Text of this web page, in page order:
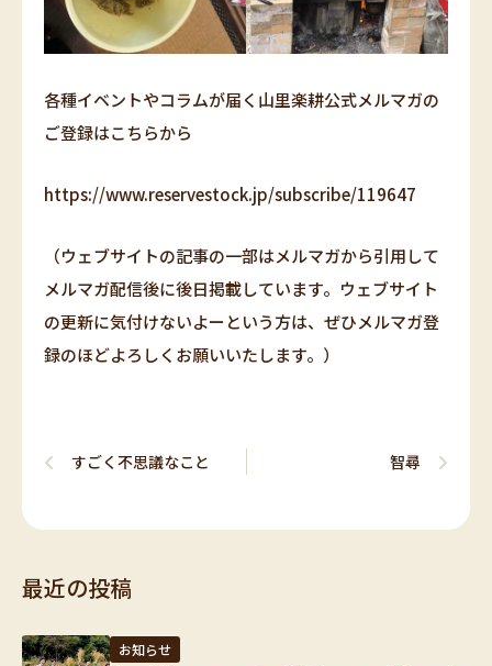
各種イベントやコラムが届く山里楽耕公式メルマガの
ご登録はこちらから
https://www.reservestock.jp/subscribe/119647
（ウェブサイトの記事の一部はメルマガから引用して
メルマガ配信後に後日掲載しています。ウェブサイト
の更新に気付けないよーという方は、ぜひメルマガ登
録のほどよろしくお願いいたします。）
Prev
すごく不思議なこと 智尋
最近の投稿
お知らせ
カ
イ